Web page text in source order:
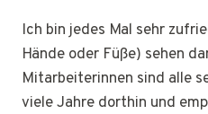
Ich bin jedes Mal sehr
Hände oder Füße) sehen
Mitarbeiterinnen sind alle
viele Jahre dorthin und